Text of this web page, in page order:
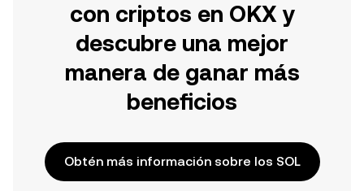
con criptos en OKX y
descubre una mejor
manera de ganar más
beneficios
Obtén más información sobre los SOL